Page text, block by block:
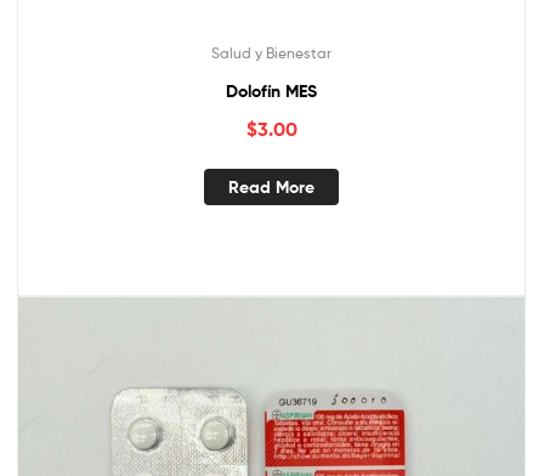
Salud y Bienestar
Dolofín MES
$3.00
Read More